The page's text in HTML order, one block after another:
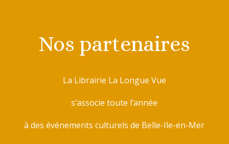
Nos partenaires
La Librairie La Longue Vue
s’associe toute l’année
à des événements culturels de Belle-Ile-en-Mer